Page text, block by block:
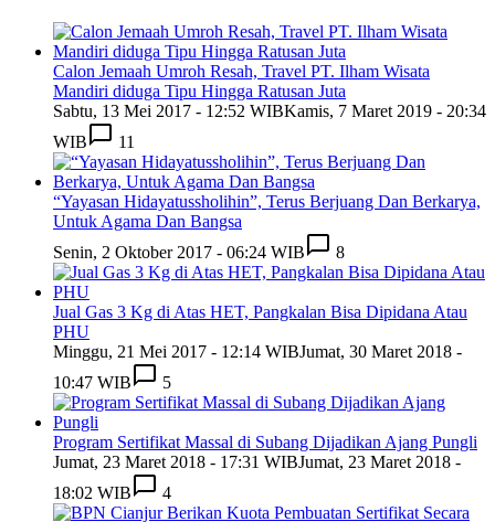
Calon Jemaah Umroh Resah, Travel PT. Ilham Wisata
Mandiri diduga Tipu Hingga Ratusan Juta
Sabtu, 13 Mei 2017 - 12:52 WIBKamis, 7 Maret 2019 - 20:34
WIB
11
“Yayasan Hidayatussholihin”, Terus Berjuang Dan Berkarya,
Untuk Agama Dan Bangsa
Senin, 2 Oktober 2017 - 06:24 WIB
8
Jual Gas 3 Kg di Atas HET, Pangkalan Bisa Dipidana Atau
PHU
Minggu, 21 Mei 2017 - 12:14 WIBJumat, 30 Maret 2018 -
10:47 WIB
5
Program Sertifikat Massal di Subang Dijadikan Ajang Pungli
Jumat, 23 Maret 2018 - 17:31 WIBJumat, 23 Maret 2018 -
18:02 WIB
4